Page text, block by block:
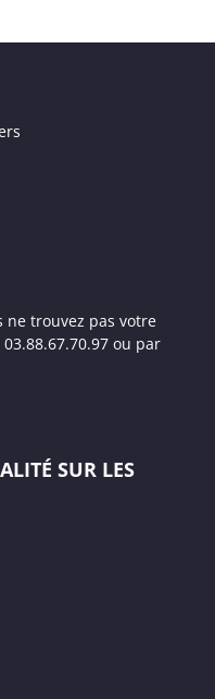
ne trouvez pas votre
ou par
SUR LES